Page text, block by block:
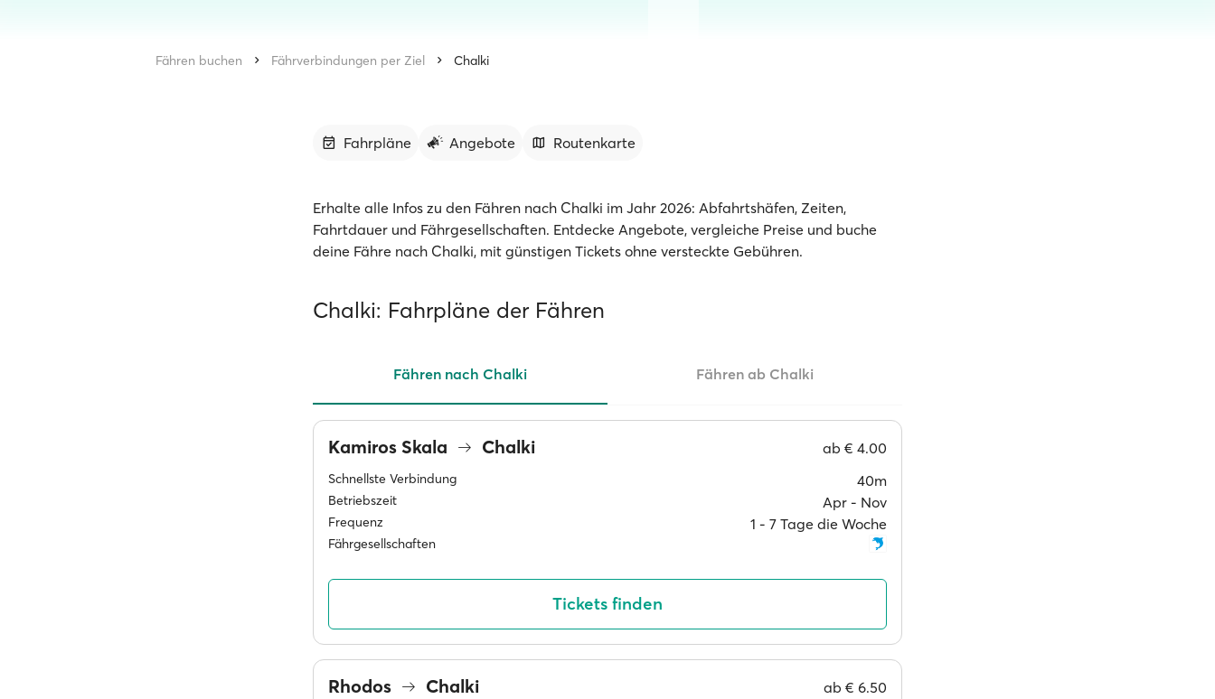
Fähren buchen Fährverbindungen per Ziel Chalki
Fahrpläne Angebote Routenkarte
Erhalte alle Infos zu den Fähren nach Chalki im Jahr 2026: Abfahrtshäfen, Zeiten,
Fahrtdauer und Fährgesellschaften. Entdecke Angebote, vergleiche Preise und buche
deine Fähre nach Chalki, mit günstigen Tickets ohne versteckte Gebühren.
Chalki: Fahrpläne der Fähren
Fähren nach Chalki Fähren ab Chalki
Kamiros Skala Chalki ab € 4.00
Schnellste Verbindung 40m
Betriebszeit Apr ‐ Nov
Frequenz 1 ‐ 7 Tage die Woche
Fährgesellschaften
Tickets finden
Rhodos Chalki ab € 6.50